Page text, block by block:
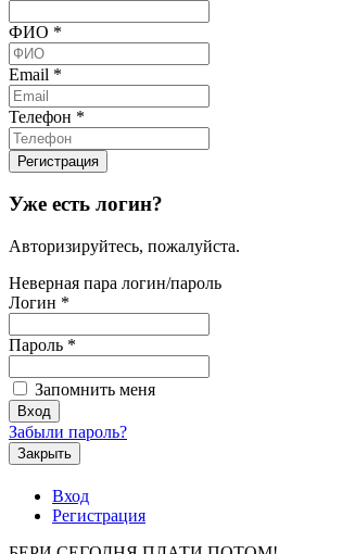
ФИО *
Email *
Телефон *
Уже есть логин?
Авторизируйтесь, пожалуйста.
Неверная пара логин/пароль
Логин *
Пароль *
Запомнить меня
Забыли пароль?
Закрыть
Вход
Регистрация